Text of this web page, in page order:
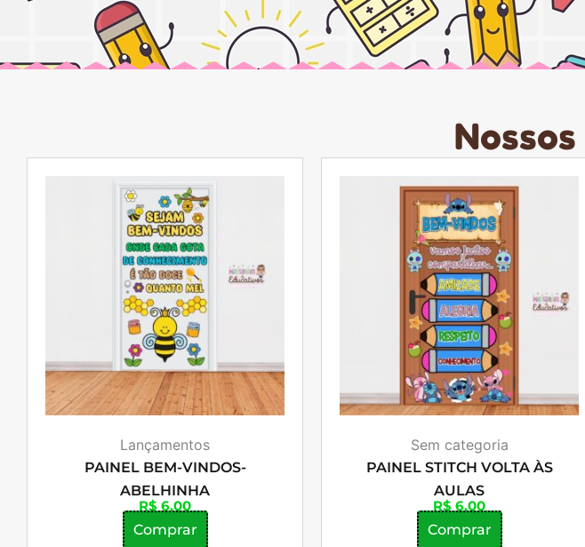
Nossos
Lançamentos
PAINEL BEM-VINDOS-
ABELHINHA
R$ 6,00
Comprar
Sem categoria
PAINEL STITCH VOLTA ÀS
AULAS
R$ 6,00
Comprar